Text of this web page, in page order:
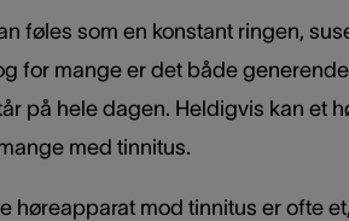
føles som en konstant ringen,
for mange er det både
på hele dagen. Heldigvis kan et
med tinnitus.
høreapparat mod tinnitus er ofte